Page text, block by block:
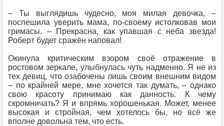
– Ты выглядишь чудесно, моя милая девочка, –
поспешила уверить мама, по-своему истолковав мои
гримасы. – Прекрасна, как упавшая с неба звезда!
Роберт будет сражён наповал!
Окинула критическим взором своё отражение в
ростовом зеркале, улыбнулась чуть надменно. Я не из
тех девиц, что озабочены лишь своим внешним видом
– по крайней мере, мне хочется так думать, – однако
свою красоту принимаю как данность. К чему
скромничать? Я и впрямь хорошенькая. Может, менее
высокая и стройная, чем хотелось бы, но всё же
вполне довольна тем, что есть.